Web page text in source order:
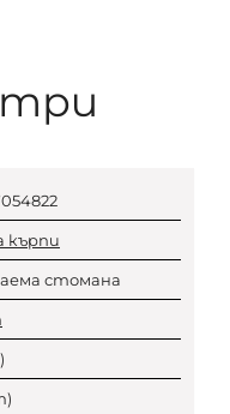
кърпи
стомана